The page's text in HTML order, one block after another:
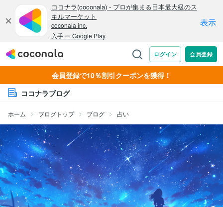
会員登録で10％割引クーポンを獲得！
ココナラブログ
ホーム ブログトップ ブログ 占い